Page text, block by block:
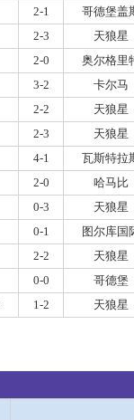
2-1
哥德堡盖
2-3
天狼星
2-0
奥尔格里
3-2
卡尔马
2-2
天狼星
2-3
天狼星
4-1
瓦斯特拉
2-0
哈马比
0-3
天狼星
0-1
图尔库国
2-2
天狼星
0-0
哥德堡
1-2 天狼星